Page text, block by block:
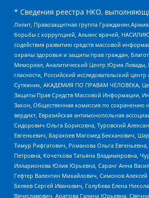
* Сведения реестра НКО,
Лилит, Правозащитная группа
борьбы с коррупцией, Альянс врачей,
содействия развитию средств массовой
охраны здоровья и защиты прав граждан,
Мемориал, Аналитический Центр Юрия Левады,
гласности, Российский исследовательский
Сутяжник, АКАДЕМИЯ ПО ПРАВАМ ЧЕЛОВЕКА,
Защиты Прав Средств Массовой Информации,
Закон, Общественная комиссия по сохранению
вердикт, Евразийская антимонопольная
Сидорович Ольга Борисовна, Туровский
Евгеньевич, Барахоев Магомед Бекханович,
Тимур Рифгатович, Романова Ольга
Петровна, Кочеткова Татьяна Владимировна,
Илларионова Юлия Юрьевна, Саранг Анна
Гефтер Валентин Михайлович, Симонов
Беляев Сергей Иванович, Голубева Елена
Вячеславович, Арапова Галина Юрьевна,